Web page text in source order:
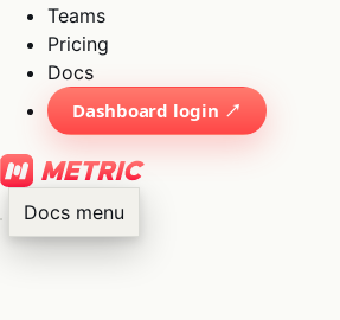
Teams
Pricing
Docs
Dashboard login ↗
Docs menu